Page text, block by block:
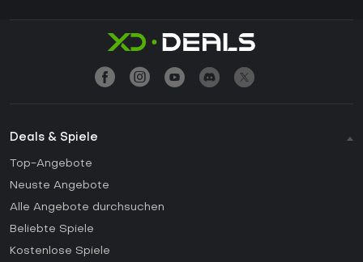
Deals & Spiele
Top-Angebote
Neuste Angebote
Alle Angebote durchsuchen
Beliebte Spiele
Kostenlose Spiele